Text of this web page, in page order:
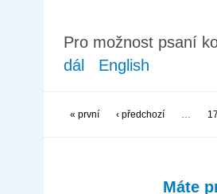
Pro možnost psaní
dál
English
« první ‹ předchozí …
Máte